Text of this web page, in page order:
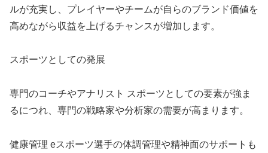
ルが充実し、プレイヤーやチームが自らのブランド価値を
高めながら収益を上げるチャンスが増加します。
スポーツとしての発展
専門のコーチやアナリスト スポーツとしての要素が強ま
るにつれ、専門の戦略家や分析家の需要が高まります。
健康管理 eスポーツ選手の体調管理や精神面のサポートも